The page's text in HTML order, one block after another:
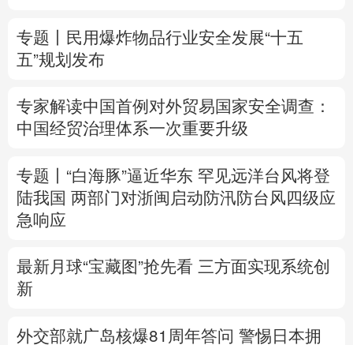
专题丨
民用爆炸物品行业安全发展“十五
五”规划发布
专家解读中国首例对外贸易国家安全调查：
中国经贸治理体系一次重要升级
专题丨 “白海豚”逼近华东 罕见远洋台风将登
陆我国 两部门对浙闽启动防汛防台风四级应
急响应
最新月球“宝藏图”抢先看 三方面实现系统创
新
外交部就广岛核爆81周年答问 警惕日本拥